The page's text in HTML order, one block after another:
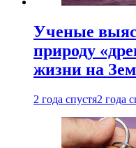
Ученые
природу
жизни на
2 года спустя2 года